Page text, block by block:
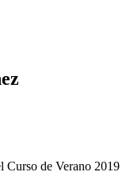
Curso de Verano 2019